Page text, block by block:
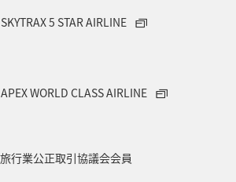
SKYTRAX 5 STAR AIRLINE
APEX WORLD CLASS AIRLINE
旅行業公正取引協議会会員